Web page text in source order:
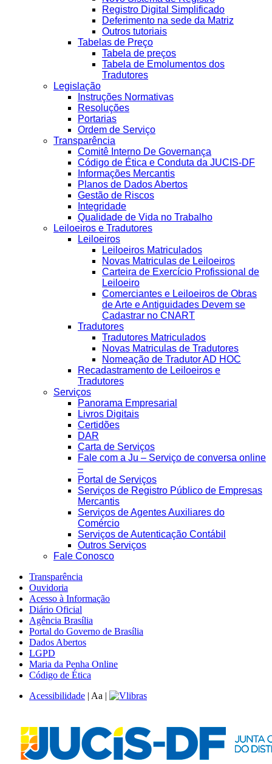
Registro Digital Simplificado
Deferimento na sede da Matriz
Outros tutoriais
Tabelas de Preço
Tabela de preços
Tabela de Emolumentos dos
Tradutores
Legislação
Instruções Normativas
Resoluções
Portarias
Ordem de Serviço
Transparência
Comitê Interno De Governança
Código de Ética e Conduta da JUCIS-DF
Informações Mercantis
Planos de Dados Abertos
Gestão de Riscos
Integridade
Qualidade de Vida no Trabalho
Leiloeiros e Tradutores
Leiloeiros
Leiloeiros Matriculados
Novas Matriculas de Leiloeiros
Carteira de Exercício Profissional de
Leiloeiro
Comerciantes e Leiloeiros de Obras
de Arte e Antiguidades Devem se
Cadastrar no CNART
Tradutores
Tradutores Matriculados
Novas Matriculas de Tradutores
Nomeação de Tradutor AD HOC
Recadastramento de Leiloeiros e
Tradutores
Serviços
Panorama Empresarial
Livros Digitais
Certidões
DAR
Carta de Serviços
Fale com a Ju – Serviço de conversa online
–
Portal de Serviços
Serviços de Registro Público de Empresas
Mercantis
Serviços de Agentes Auxiliares do
Comércio
Serviços de Autenticação Contábil
Outros Serviços
Fale Conosco
Transparência
Ouvidoria
Acesso à Informação
Diário Oficial
Agência Brasília
Portal do Governo de Brasília
Dados Abertos
LGPD
Maria da Penha Online
Código de Ética
Acessibilidade | Aa |